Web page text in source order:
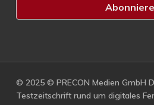
© 2025 © PRECON Medien GmbH
Testzeitschrift rund um digitales